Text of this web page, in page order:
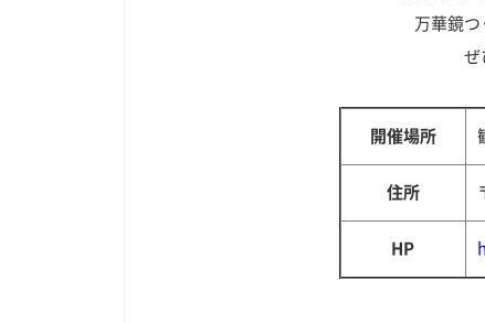
万華鏡
ぜ
開催場所
住所
HP